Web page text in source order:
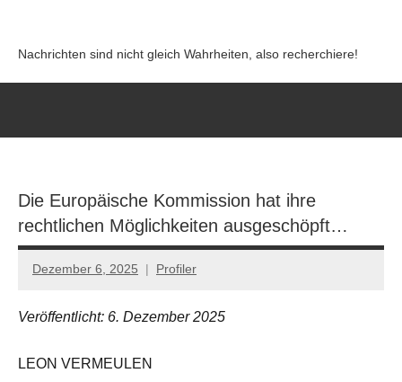
springen
Nachrichten sind nicht gleich Wahrheiten, also recherchiere!
Die Europäische Kommission hat ihre
rechtlichen Möglichkeiten ausgeschöpft…
Dezember 6, 2025 Profiler
Keine
Veröffentlicht: 6. Dezember 2025
LEON VERMEULEN